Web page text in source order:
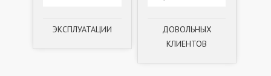
ЭКСПЛУАТАЦИИ
ДОВОЛЬНЫХ
КЛИЕНТОВ